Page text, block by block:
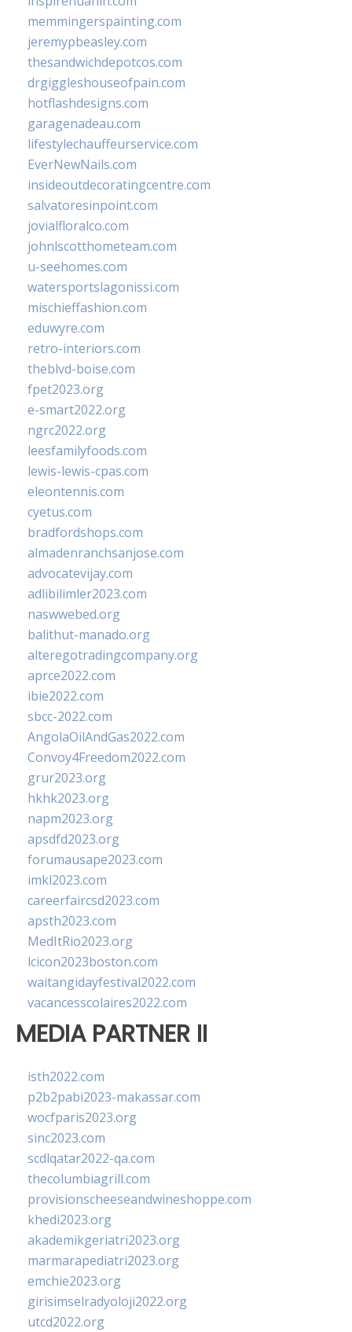
memmingerspainting.com
jeremypbeasley.com
thesandwichdepotcos.com
drgiggleshouseofpain.com
hotflashdesigns.com
garagenadeau.com
lifestylechauffeurservice.com
EverNewNails.com
insideoutdecoratingcentre.com
salvatoresinpoint.com
jovialfloralco.com
johnlscotthometeam.com
u-seehomes.com
watersportslagonissi.com
mischieffashion.com
eduwyre.com
retro-interiors.com
theblvd-boise.com
fpet2023.org
e-smart2022.org
ngrc2022.org
leesfamilyfoods.com
lewis-lewis-cpas.com
eleontennis.com
cyetus.com
bradfordshops.com
almadenranchsanjose.com
advocatevijay.com
adlibilimler2023.com
naswwebed.org
balithut-manado.org
alteregotradingcompany.org
aprce2022.com
ibie2022.com
sbcc-2022.com
AngolaOilAndGas2022.com
Convoy4Freedom2022.com
grur2023.org
hkhk2023.org
napm2023.org
apsdfd2023.org
forumausape2023.com
imkl2023.com
careerfaircsd2023.com
apsth2023.com
MedItRio2023.org
lcicon2023boston.com
waitangidayfestival2022.com
vacancesscolaires2022.com
MEDIA PARTNER II
isth2022.com
p2b2pabi2023-makassar.com
wocfparis2023.org
sinc2023.com
scdlqatar2022-qa.com
thecolumbiagrill.com
provisionscheeseandwineshoppe.com
khedi2023.org
akademikgeriatri2023.org
marmarapediatri2023.org
emchie2023.org
girisimselradyoloji2022.org
utcd2022.org